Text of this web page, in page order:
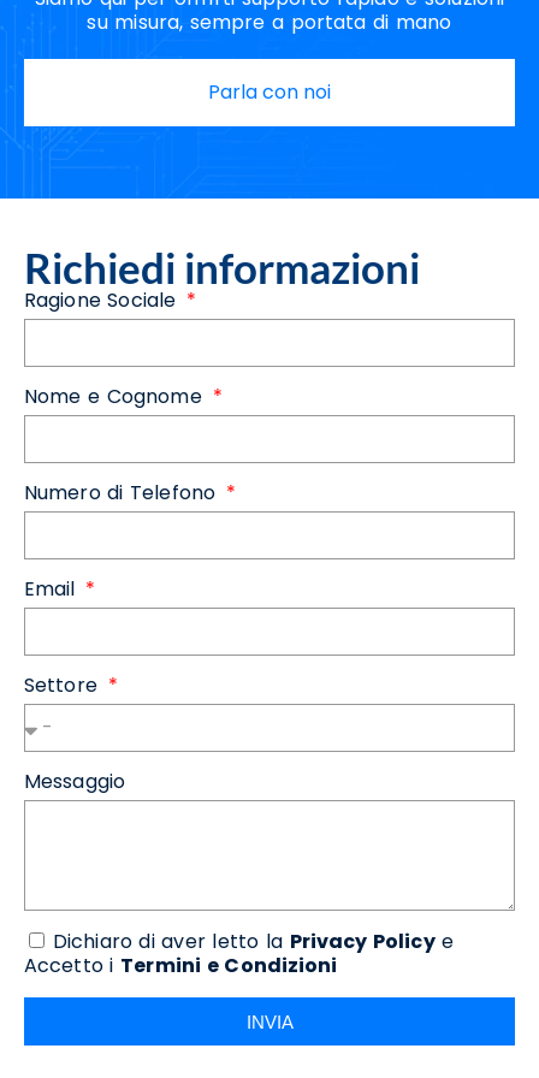
su misura, sempre a portata di mano
Parla con noi
Richiedi informazioni
Ragione Sociale
Nome e Cognome
Numero di Telefono
Email
Settore
Messaggio
Dichiaro di aver letto la Privacy Policye
Accetto i Termini e Condizioni
INVIA